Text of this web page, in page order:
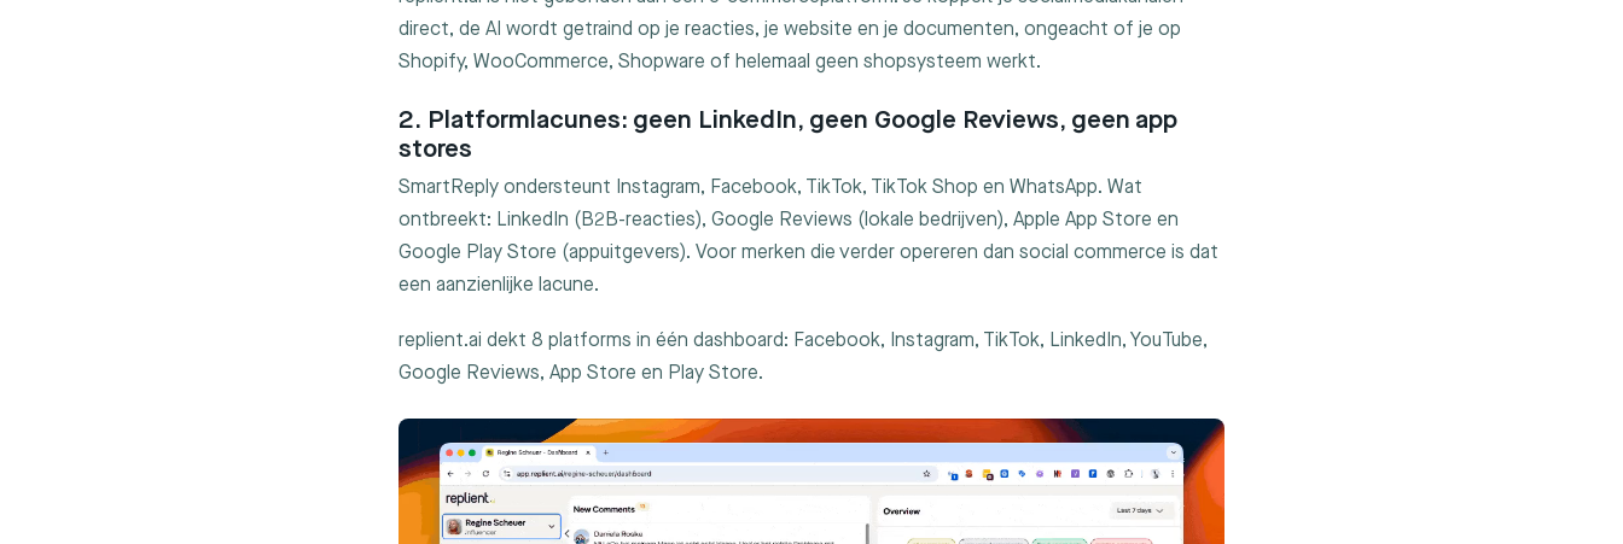
direct, de AI wordt getraind op je reacties, je website en je documenten, ongeacht of je op
Shopify, WooCommerce, Shopware of helemaal geen shopsysteem werkt.
2. Platformlacunes: geen LinkedIn, geen Google Reviews, geen app
stores
SmartReply ondersteunt Instagram, Facebook, TikTok, TikTok Shop en WhatsApp. Wat
ontbreekt: LinkedIn (B2B-reacties), Google Reviews (lokale bedrijven), Apple App Store en
Google Play Store (appuitgevers). Voor merken die verder opereren dan social commerce is dat
een aanzienlijke lacune.
replient.ai dekt 8 platforms in één dashboard: Facebook, Instagram, TikTok, LinkedIn, YouTube,
Google Reviews, App Store en Play Store.